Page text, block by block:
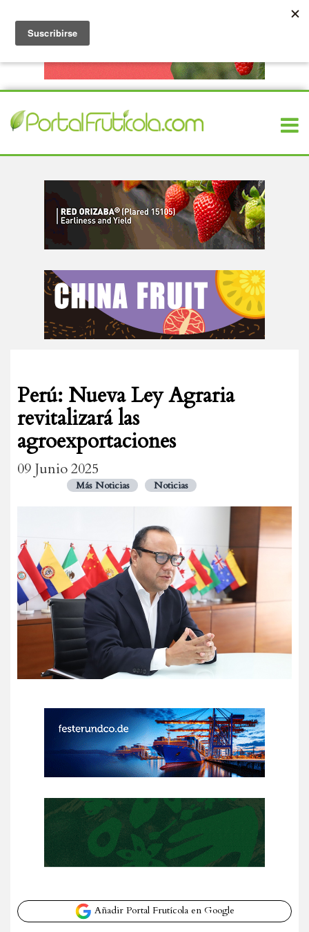
Perú: Nueva Ley Agraria
revitalizará las
agroexportaciones
09 Junio 2025
Más Noticias Noticias
Añadir Portal Frutícola en Google